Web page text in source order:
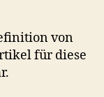
von
für diese